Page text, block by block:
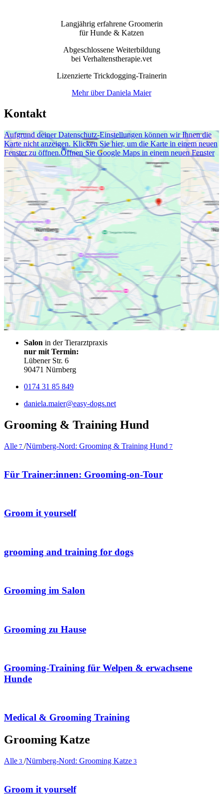
Langjährig erfahrene Groomerin
für Hunde & Katzen
Abgeschlossene Weiterbildung
bei Verhaltenstherapie.vet
Lizenzierte Trickdogging-Trainerin
Mehr über Daniela Maier
Kontakt
Aufgrund deiner Datenschutz-Einstellungen können wir Ihnen die
Karte nicht anzeigen. Klicken Sie hier, um die Karte in einem neuen
Fenster zu öffnen.Öffnen Sie Google Maps in einem neuen Fenster
Salon in der Tierarztpraxis
nur mit Termin:
Lübener Str. 6
90471 Nürnberg
0174 31 85 849
daniela.maier@easy-dogs.net
Grooming & Training Hund
Alle 7 /Nürnberg-Nord: Grooming & Training Hund 7
Für Trainer:innen: Grooming-on-Tour
Groom it yourself
grooming and training for dogs
Grooming im Salon
Grooming zu Hause
Grooming-Training für Welpen & erwachsene
Hunde
Medical & Grooming Training
Grooming Katze
Alle 3 /Nürnberg-Nord: Grooming Katze 3
Groom it yourself